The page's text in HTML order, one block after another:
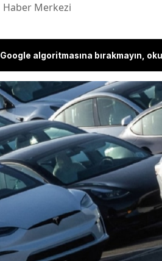
Haber Merkezi
Google algoritmasına bırakmayın,
Tesla, Model S
uygun fiyatlı
kaydırıyor.
yeni bir